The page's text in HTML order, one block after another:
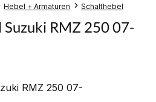
Hebel + Armaturen Schalthebel
Suzuki RMZ 250 07-